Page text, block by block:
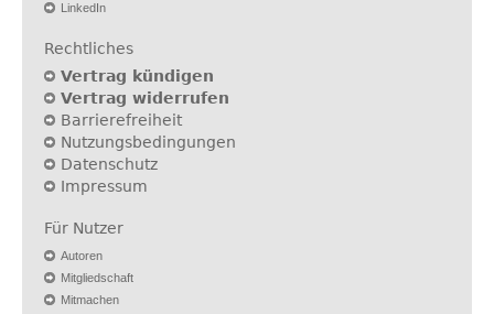
LinkedIn
Rechtliches
Vertrag kündigen
Vertrag widerrufen
Barrierefreiheit
Nutzungsbedingungen
Datenschutz
Impressum
Für Nutzer
Autoren
Mitgliedschaft
Mitmachen